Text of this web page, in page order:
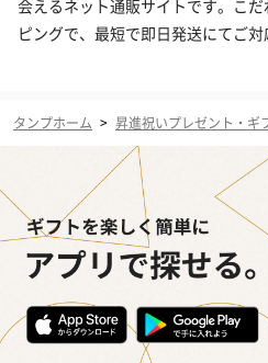
会えるネット通販サイトです。こ
ピングで、最短で即日発送にてご対
タンプホーム > 昇進祝いプレゼント・ギ